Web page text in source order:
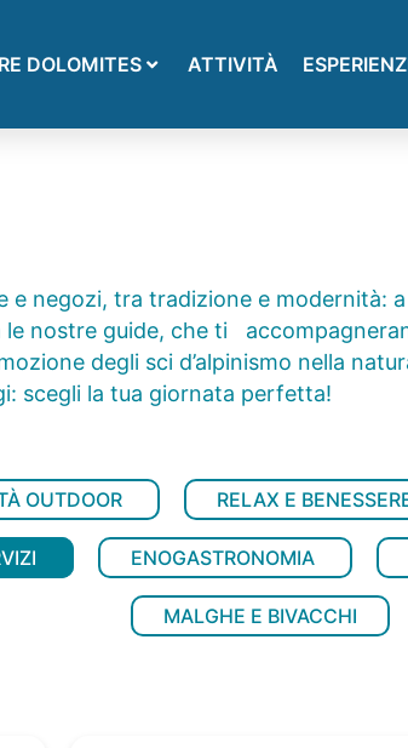
DOLOMITES ATTIVITÀ
e negozi, tra tradizione e modernità:
le nostre guide, che ti
degli sci d’alpinismo nella
scegli la tua giornata perfetta!
OUTDOOR RELAX E
ENOGASTRONOMIA
MALGHE E BIVACCHI